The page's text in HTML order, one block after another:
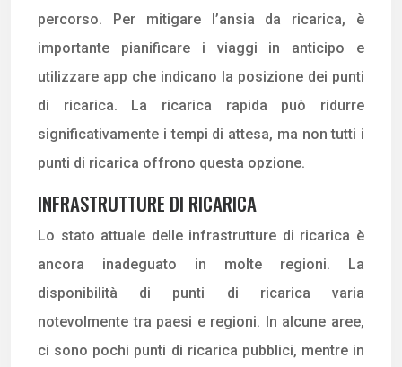
percorso. Per mitigare l’ansia da ricarica, è
importante pianificare i viaggi in anticipo e
utilizzare app che indicano la posizione dei punti
di ricarica. La ricarica rapida può ridurre
significativamente i tempi di attesa, ma non tutti i
punti di ricarica offrono questa opzione.
INFRASTRUTTURE DI RICARICA
Lo stato attuale delle infrastrutture di ricarica è
ancora inadeguato in molte regioni. La
disponibilità di punti di ricarica varia
notevolmente tra paesi e regioni. In alcune aree,
ci sono pochi punti di ricarica pubblici, mentre in